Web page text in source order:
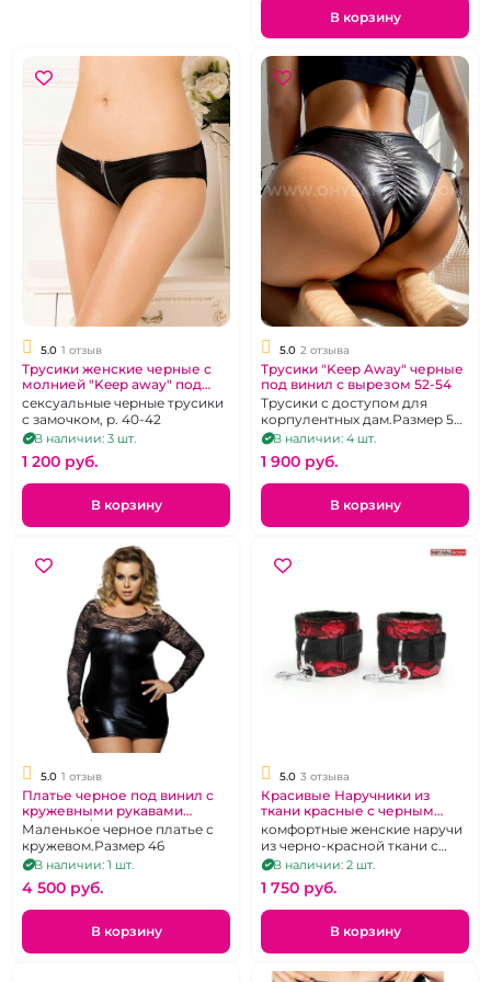
В корзину
5.0 1 отзыв
Трусики женские черные с
молнией "Keep away" под
винил
сексуальные черные трусики
с замочком, р. 40-42
В наличии: 3 шт.
1 200 pуб.
В корзину
5.0 2 отзыва
Трусики "Keep Away" черные
под винил с вырезом 52-54
Трусики с доступом для
корпулентных дам.Размер 52-
54В наличии: 4 шт.
1 900 pуб.
В корзину
5.0 1 отзыв
Платье черное под винил с
кружевными рукавами
размер М\L
Маленькое черное платье с
кружевом.Размер 46
В наличии: 1 шт.
4 500 pуб.
В корзину
5.0 3 отзыва
Красивые Наручники из
ткани красные с черным
кружевом "Красное вино"
комфортные женские наручи
из черно-красной ткани с
люрексом
В наличии: 2 шт.
1 750 pуб.
В корзину